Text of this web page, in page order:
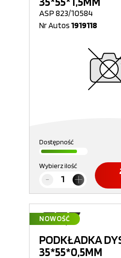
ASP 823/10584
Nr Autos 1919118
Dostępność
Wybierz ilość
NOWOŚĆ
PODKŁADKA
35*55*0,5MM